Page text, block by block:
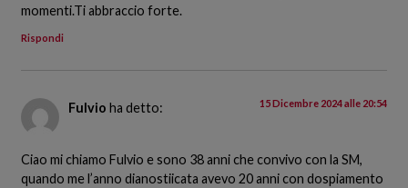
momenti.Ti abbraccio forte.
Rispondi
Fulvio ha detto: 15 Dicembre 2024 alle 20:54
Ciao mi chiamo Fulvio e sono 38 anni che convivo con la SM,
quando me l’anno dianostiicata avevo 20 anni con dospiamento